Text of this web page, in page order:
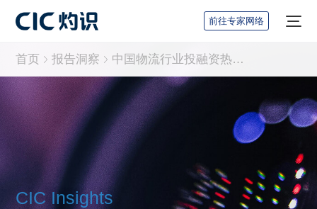
前往专家网络
CIC Insights
首页 报告洞察 中国物流行业投融资热点专题蓝皮书